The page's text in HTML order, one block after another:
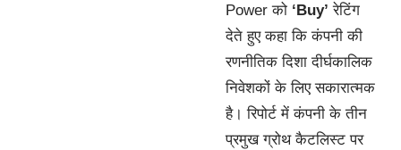
Power को ‘Buy’ रेटिंग
देते हुए कहा कि कंपनी की
रणनीतिक दिशा दीर्घकालिक
निवेशकों के लिए सकारात्मक
है। रिपोर्ट में कंपनी के तीन
प्रमुख ग्रोथ कैटलिस्ट पर